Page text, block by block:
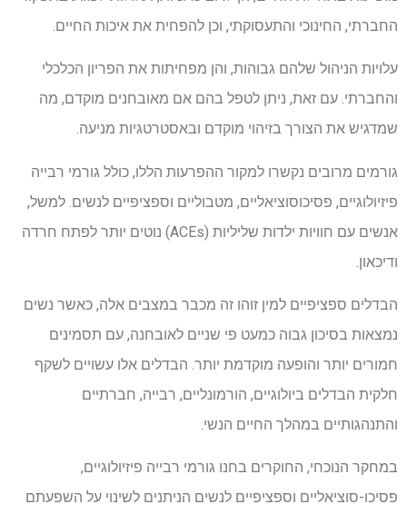
החברתי, החינוכי והתעסוקתי, וכן להפחית את איכות החיים.
עלויות הניהול שלהם גבוהות, והן מפחיתות את הפריון הכלכלי
והחברתי. עם זאת, ניתן לטפל בהם אם מאובחנים מוקדם, מה
שמדגיש את הצורך בזיהוי מוקדם ובאסטרטגיות מניעה.
גורמים מרובים נקשרו למקור ההפרעות הללו, כולל גורמי רבייה
פיזיולוגיים, פסיכוסוציאליים, מטבוליים וספציפיים לנשים. למשל,
אנשים עם חוויות ילדות שליליות (ACEs) נוטים יותר לפתח חרדה
ודיכאון.
הבדלים ספציפיים למין זוהו זה מכבר במצבים אלה, כאשר נשים
נמצאות בסיכון גבוה כמעט פי שניים לאובחנה, עם תסמינים
חמורים יותר והופעה מוקדמת יותר. הבדלים אלו עשויים לשקף
חלקית הבדלים ביולוגיים, הורמונליים, רבייה, חברתיים
והתנהגותיים במהלך החיים הנשי.
במחקר הנוכחי, החוקרים בחנו גורמי רבייה פיזיולוגיים,
פסיכו-סוציאליים וספציפיים לנשים הניתנים לשינוי על השפעתם